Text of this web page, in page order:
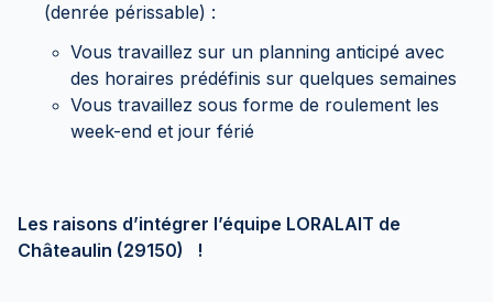
(denrée périssable) :
Vous travaillez sur un planning anticipé avec
des horaires prédéfinis sur quelques semaines
Vous travaillez sous forme de roulement les
week-end et jour férié
Les raisons d’intégrer l’équipe LORALAIT de
Châteaulin (29150) !